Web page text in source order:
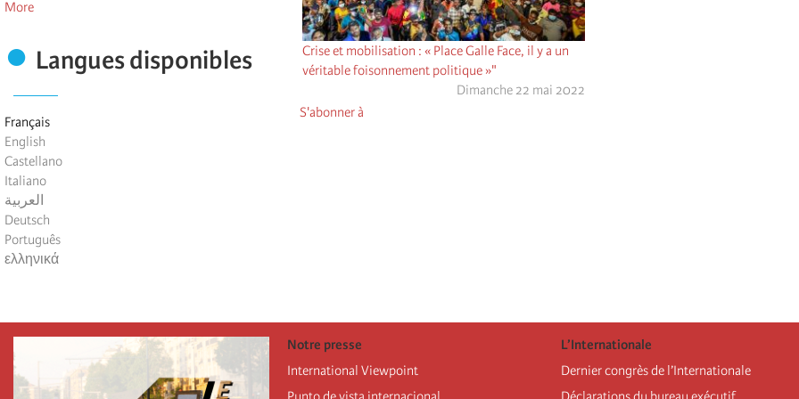
More
Langues disponibles
Français
English
Castellano
Italiano
العربية
Deutsch
Português
ελληνικά
Crise et mobilisation : « Place Galle Face, il y a un
véritable foisonnement politique »"
Dimanche 22 mai 2022
S'abonner à
Notre presse
International Viewpoint
L’Internationale
Dernier congrès de l’Internationale